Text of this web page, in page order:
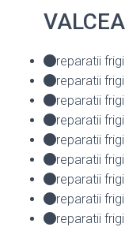
VALCEA
reparatii
reparatii
reparatii
reparatii
reparatii
reparatii
reparatii
reparatii
reparatii